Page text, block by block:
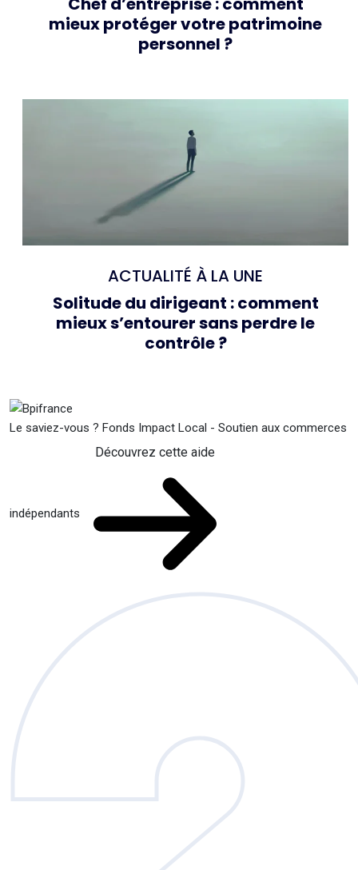
mieux protéger votre patrimoine
personnel ?
ACTUALITÉ À LA UNE
Solitude du dirigeant : comment
mieux s’entourer sans perdre le
contrôle ?
Le saviez-vous ? Fonds Impact Local - Soutien aux commerces
indépendants
Découvrez cette aide